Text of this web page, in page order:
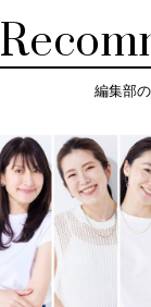
編集部